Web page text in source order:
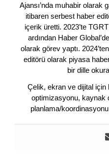
Ajansı’nda muhabir olarak
itibaren serbest haber
içerik üretti. 2023’te
ardından Haber
olarak görev yaptı.
editörü olarak piyasa
bir dille
Çelik, ekran ve dijital için
optimizasyonu, kaynak
planlama/